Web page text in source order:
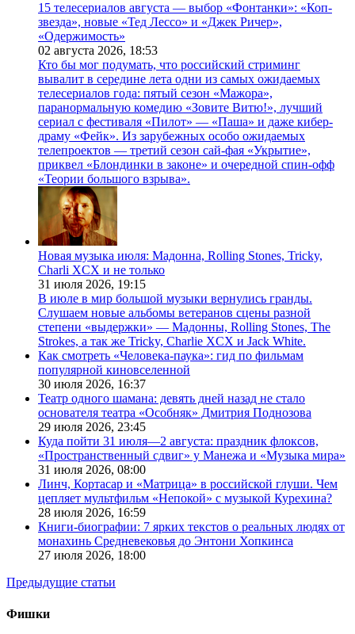
15 телесериалов августа — выбор «Фонтанки»: «Коп-
звезда», новые «Тед Лессо» и «Джек Ричер»,
«Одержимость»
02 августа 2026, 18:53
Кто бы мог подумать, что российский стриминг
вывалит в середине лета одни из самых ожидаемых
телесериалов года: пятый сезон «Мажора»,
паранормальную комедию «Зовите Витю!», лучший
сериал с фестиваля «Пилот» — «Паша» и даже кибер-
драму «Фейк». Из зарубежных особо ожидаемых
телепроектов — третий сезон сай-фая «Укрытие»,
приквел «Блондинки в законе» и очередной спин-офф
«Теории большого взрыва».
Новая музыка июля: Мадонна, Rolling Stones, Tricky,
Charli XCX и не только
31 июля 2026, 19:15
В июле в мир большой музыки вернулись гранды.
Слушаем новые альбомы ветеранов сцены разной
степени «выдержки» — Мадонны, Rolling Stones, The
Strokes, а так же Tricky, Charlie XCX и Jack White.
Как смотреть «Человека-паука»: гид по фильмам
популярной киновселенной
30 июля 2026, 16:37
Театр одного шамана: девять дней назад не стало
основателя театра «Особняк» Дмитрия Поднозова
29 июля 2026, 23:45
Куда пойти 31 июля—2 августа: праздник флоксов,
«Пространственный сдвиг» у Манежа и «Музыка мира»
31 июля 2026, 08:00
Линч, Кортасар и «Матрица» в российской глуши. Чем
цепляет мультфильм «Непокой» с музыкой Курехина?
28 июля 2026, 16:59
Книги-биографии: 7 ярких текстов о реальных людях от
монахинь Средневековья до Энтони Хопкинса
27 июля 2026, 18:00
Предыдущие статьи
Фишки